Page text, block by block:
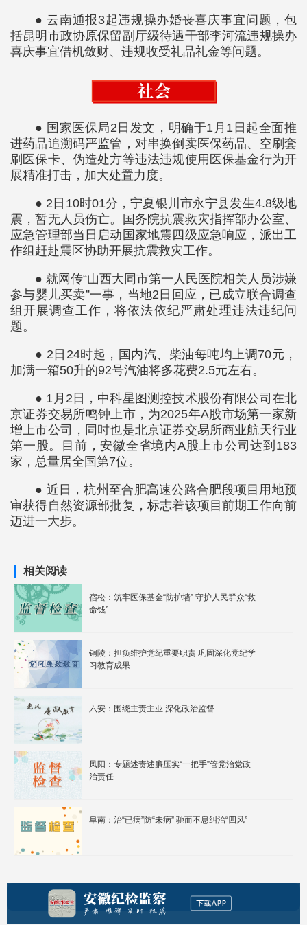
● 云南通报3起违规操办婚丧喜庆事宜问题，包
括昆明市政协原保留副厅级待遇干部李河流违规操办
喜庆事宜借机敛财、违规收受礼品礼金等问题。
● 国家医保局2日发文，明确于1月1日起全面推
进药品追溯码严监管，对串换倒卖医保药品、空刷套
刷医保卡、伪造处方等违法违规使用医保基金行为开
展精准打击，加大处置力度。
● 2日10时01分，宁夏银川市永宁县发生4.8级地
震，暂无人员伤亡。国务院抗震救灾指挥部办公室、
应急管理部当日启动国家地震四级应急响应，派出工
作组赶赴震区协助开展抗震救灾工作。
● 就网传“山西大同市第一人民医院相关人员涉嫌
参与婴儿买卖”一事，当地2日回应，已成立联合调查
组开展调查工作，将依法依纪严肃处理违法违纪问
题。
● 2日24时起，国内汽、柴油每吨均上调70元，
加满一箱50升的92号汽油将多花费2.5元左右。
● 1月2日，中科星图测控技术股份有限公司在北
京证券交易所鸣钟上市，为2025年A股市场第一家新
增上市公司，同时也是北京证券交易所商业航天行业
第一股。目前，安徽全省境内A股上市公司达到183
家，总量居全国第7位。
● 近日，杭州至合肥高速公路合肥段项目用地预
审获得自然资源部批复，标志着该项目前期工作向前
迈进一大步。
相关阅读
宿松：筑牢医保基金“防护墙” 守护人民群众“救
命钱”
铜陵：担负维护党纪重要职责 巩固深化党纪学
习教育成果
六安：围绕主责主业 深化政治监督
凤阳：专题述责述廉压实“一把手”管党治党政
治责任
阜南：治“已病”防“未病” 驰而不息纠治“四风”